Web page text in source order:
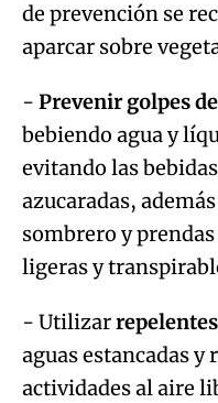
de prevención se
aparcar sobre
- Prevenir golpes
bebiendo agua y
evitando las
azucaradas,
sombrero y
ligeras y
- Utilizarrepelentes
aguas estancadas y
actividades al aire